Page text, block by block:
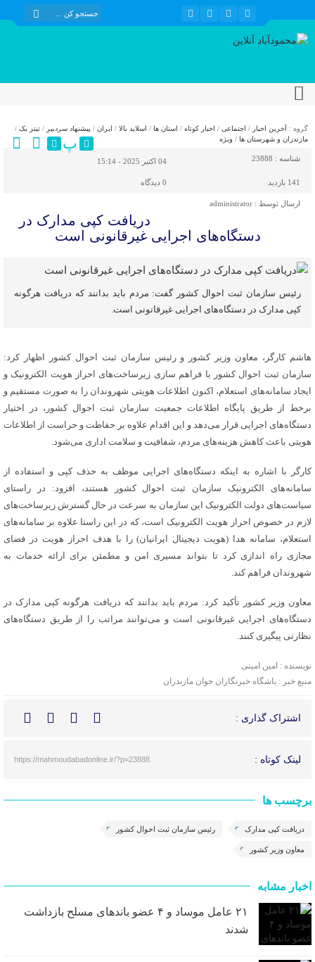
گروه : آخرین اخبار / اجتماعی / اخبار کوتاه / استان ها / اسلاید بالا / ایران / پیشنهاد سردبیر / تیتر یک /
مازندران و شهرستان ها / ویژه پ
شناسه : 23888 04 اکتبر 2025 - 15:14
141 بازدید 0 دیدگاه
ارسال توسط : administrator
دریافت کپی مدارک در
دستگاه‌های اجرایی غیرقانونی است
رئیس سازمان ثبت احوال کشور گفت: مردم باید بدانند که دریافت هرگونه
کپی مدارک در دستگاه‌های اجرایی غیرقانونی است.
هاشم کارگر، معاون وزیر کشور و رئیس سازمان ثبت احوال کشور اظهار کرد:
سازمان ثبت احوال کشور با فراهم سازی زیرساخت‌های احراز هویت الکترونیک و
ایجاد سامانه‌های استعلام، اکنون اطلاعات هویتی شهروندان را به صورت مستقیم و
برخط از طریق پایگاه اطلاعات جمعیت سازمان ثبت احوال کشور، در اختیار
دستگاه‌های اجرایی قرار می‌دهد و این اقدام علاوه بر حفاظت و حراست از اطلاعات
هویتی باعث کاهش هزینه‌های مردم، شفافیت و سلامت اداری می‌شود.
کارگر با اشاره به اینکه دستگاه‌های اجرایی موظف به حذف کپی و استفاده از
سامانه‌های الکترونیک سازمان ثبت احوال کشور هستند، افزود: در راستای
سیاست‌های دولت الکترونیک این سازمان به سرعت در حال گسترش زیرساخت‌های
لازم در خصوص احراز هویت الکترونیک است، که در این راستا علاوه بر سامانه‌های
استعلام، سامانه هدا (هویت دیجیتال ایرانیان) را با هدف احراز هویت در فضای
مجازی راه اندازی کرد تا بتواند مسیری امن و مطمئن برای ارائه خدمات به
شهروندان فراهم کند.
معاون وزیر کشور تأکید کرد: مردم باید بدانند که دریافت هرگونه کپی مدارک در
دستگاه‌های اجرایی غیرقانونی است و می‌توانند مراتب را از طریق دستگاه‌های
نظارتی پیگیری کنند.
نویسنده : امین امینی
منبع خبر : باشگاه خبرنگاران جوان مازندران
اشتراک گذاری :
لینک کوتاه : https://mahmoudabadonline.ir/?p=23888
برچسب ها
دریافت کپی مدارک رئیس سازمان ثبت احوال کشور
معاون وزیر کشور
اخبار مشابه
۲۱ عامل موساد و ۴ عضو باند‌های مسلح بازداشت
شدند